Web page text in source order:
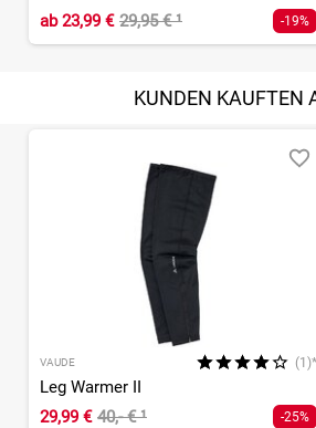
ab23,99 € 29,95 €¹ -19%
KUNDEN KAUFTEN
VAUDE (1)*
Leg Warmer II
29,99 € 40,- €¹ -25%